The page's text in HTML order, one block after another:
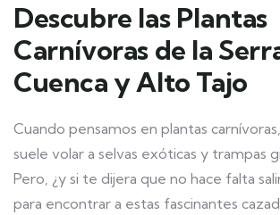
Descubre las Plantas
Carnívoras de la
Cuenca y Alto Tajo
Cuando pensamos en plantas
suele volar a selvas exóticas y trampas
Pero, ¿y si te dijera que no hace falta
para encontrar a estas fascinantes